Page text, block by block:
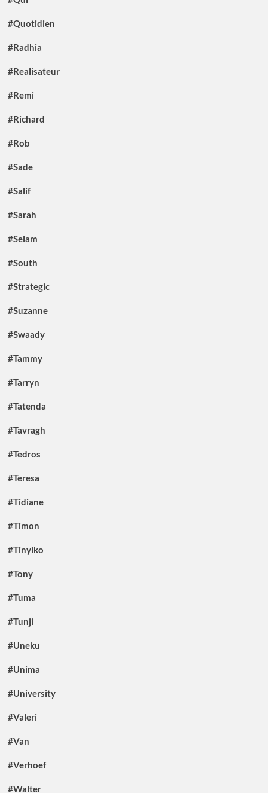
#Quotidien
#Radhia
#Realisateur
#Remi
#Richard
#Rob
#Sade
#Salif
#Sarah
#Selam
#South
#Strategic
#Suzanne
#Swaady
#Tammy
#Tarryn
#Tatenda
#Tavragh
#Tedros
#Teresa
#Tidiane
#Timon
#Tinyiko
#Tony
#Tuma
#Tunji
#Uneku
#Unima
#University
#Valeri
#Van
#Verhoef
#Walter